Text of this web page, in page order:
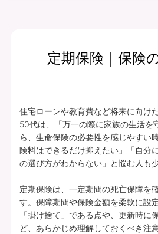
定期保険｜保険
住宅ローンや教育費など将来に向け
50代は、「万一の際に家族の生活を
ら、生命保険の必要性を感じやすい
険料はできるだけ抑えたい」「自分
の選び方がわからない」と悩む人も
定期保険は、一定期間の死亡保障を
す。保障期間や保険金額を柔軟に設
「掛け捨て」である点や、更新時に
ど、あらかじめ理解しておくべき注